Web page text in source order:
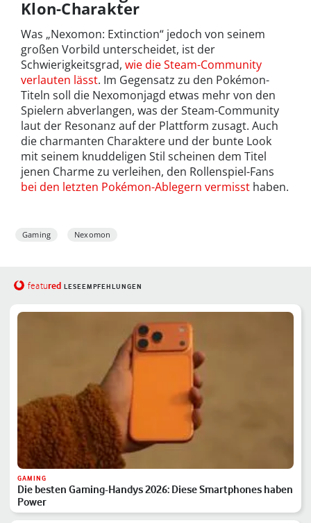
Klon-Charakter
Was „Nexomon: Extinction“ jedoch von seinem
großen Vorbild unterscheidet, ist der
Schwierigkeitsgrad, wie die Steam-Community
verlauten lässt. Im Gegensatz zu den Pokémon-
Titeln soll die Nexomonjagd etwas mehr von den
Spielern abverlangen, was der Steam-Community
laut der Resonanz auf der Plattform zusagt. Auch
die charmanten Charaktere und der bunte Look
mit seinem knuddeligen Stil scheinen dem Titel
jenen Charme zu verleihen, den Rollenspiel-Fans
bei den letzten Pokémon-Ablegern vermisst haben.
Gaming Nexomon
featured LESEEMPFEHLUNGEN
GAMING
Die besten Gaming-Handys 2026: Diese Smartphones haben
Power